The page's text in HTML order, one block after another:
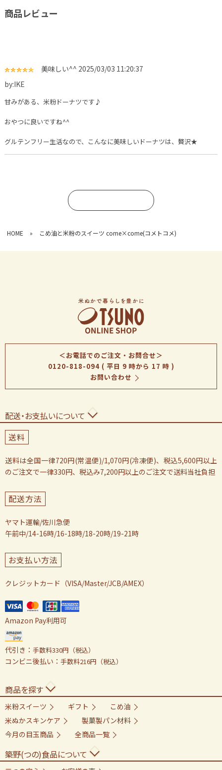
商品レビュー
美味しい^^ 2025/03/03 11:20:37
by:IKE
甘みがある、米粉ドーナツです♪
おやつに良いですね^^
グルテンフリー生活なので、こんなに美味しいドーナツは、贅沢★
HOME » こめ油と米粉のスイーツ come×come(コメトコメ)
＜お電話でのご注文・お問合せ＞
0120-818-094( 平日 9 時から 17 時 )
お問い合わせ
配送・お支払いについて
送料
送料は全国一律720円(常温便)/1,070円(冷凍便)、税込5,600円以上
のご注文で一律330円、税込み7,200円以上のご注文で送料当社負担
配送方法
ヤマト運輸/佐川急便
午前中/14-16時/16-18時/18-20時/19-21時
お支払い方法
クレジットカード（VISA/Master/JCB/AMEX）
Amazon Pay利用可
代引き： 手数料330円（税込）
コンビニ後払い： 手数料216円（税込）
商品を探す
米粉スイーツ ギフト
こめ油
米ぬかスキンケア
製菓製パン材料
今月の目玉商品
全商品一覧
築野(つの)食品について